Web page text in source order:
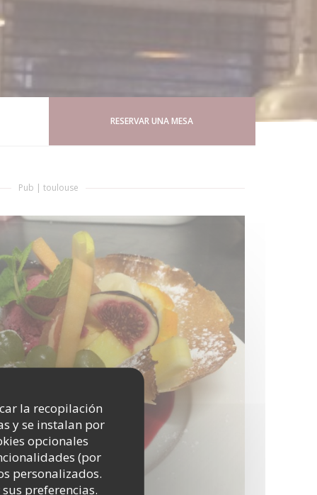
la recopilación
y se instalan por
opcionales
(por
personalizados.
preferencias.
RESERVAR UNA MESA
Pub | toulouse